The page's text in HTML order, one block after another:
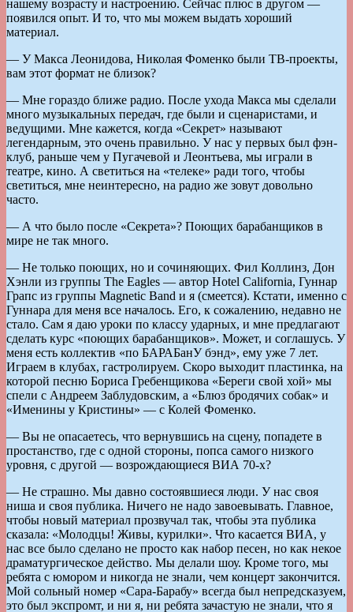
нашему возрасту и настроению. Сейчас плюс в другом —
появился опыт. И то, что мы можем выдать хороший
материал.
— У Макса Леонидова, Николая Фоменко были ТВ-проекты,
вам этот формат не близок?
— Мне гораздо ближе радио. После ухода Макса мы сделали
много музыкальных передач, где были и сценаристами, и
ведущими. Мне кажется, когда «Секрет» называют
легендарным, это очень правильно. У нас у первых был фэн-
клуб, раньше чем у Пугачевой и Леонтьева, мы играли в
театре, кино. А светиться на «телеке» ради того, чтобы
светиться, мне неинтересно, на радио же зовут довольно
часто.
— А что было после «Секрета»? Поющих барабанщиков в
мире не так много.
— Не только поющих, но и сочиняющих. Фил Коллинз, Дон
Хэнли из группы The Eagles — автор Hotel California, Гуннар
Грапс из группы Magnetic Band и я (смеется). Кстати, именно с
Гуннара для меня все началось. Его, к сожалению, недавно не
стало. Сам я даю уроки по классу ударных, и мне предлагают
сделать курс «поющих барабанщиков». Может, и соглашусь. У
меня есть коллектив «по БАРАБанУ бэнд», ему уже 7 лет.
Играем в клубах, гастролируем. Скоро выходит пластинка, на
которой песню Бориса Гребенщикова «Береги свой хой» мы
спели с Андреем Заблудовским, а «Блюз бродячих собак» и
«Именины у Кристины» — с Колей Фоменко.
— Вы не опасаетесь, что вернувшись на сцену, попадете в
простанство, где с одной стороны, попса самого низкого
уровня, с другой — возрождающиеся ВИА 70-х?
— Не страшно. Мы давно состоявшиеся люди. У нас своя
ниша и своя публика. Ничего не надо завоевывать. Главное,
чтобы новый материал прозвучал так, чтобы эта публика
сказала: «Молодцы! Живы, курилки». Что касается ВИА, у
нас все было сделано не просто как набор песен, но как некое
драматургическое действо. Мы делали шоу. Кроме того, мы
ребята с юмором и никогда не знали, чем концерт закончится.
Мой сольный номер «Сара-Барабу» всегда был непредсказуем,
это был экспромт, и ни я, ни ребята зачастую не знали, что я